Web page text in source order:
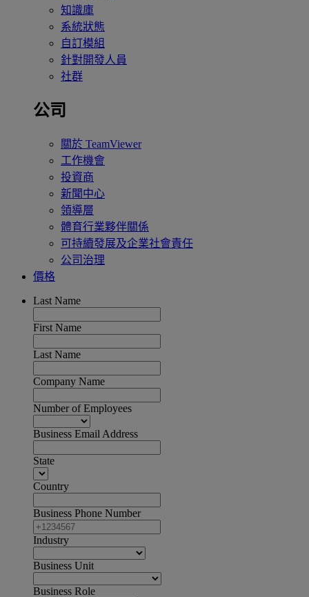
知識庫
系統狀態
自訂模組
針對開發人員
社群
公司
關於 TeamViewer
工作機會
投資商
新聞中心
領導層
體育行業夥伴關係
可持續發展及企業社會責任
公司治理
價格
Last Name
First Name
Last Name
Company Name
Number of Employees
Business Email Address
State
Country
Business Phone Number
Industry
Business Unit
Business Role